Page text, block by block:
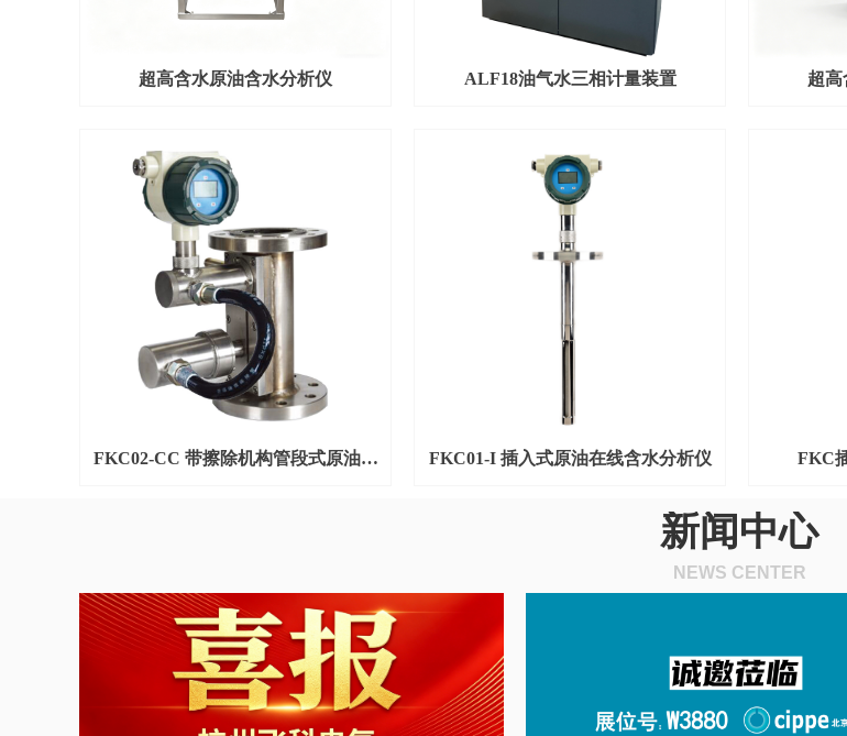
新闻中心
NEWS CENTER
超高含水原油含水分析仪 ALF18油气水三相计量装置 超高
FKC02-CC 带擦除机构管段式原油在
FKC01-I 插入式原油在线含水分析仪 FKC